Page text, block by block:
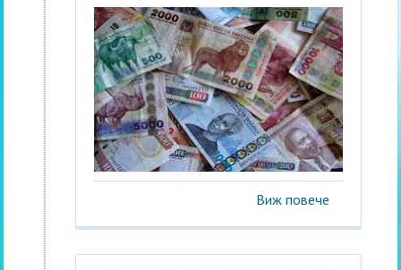
Виж повече